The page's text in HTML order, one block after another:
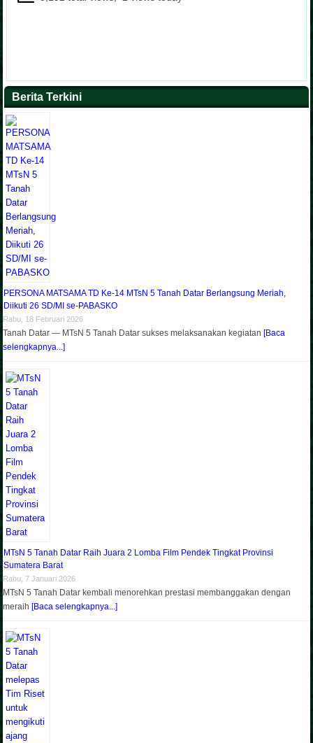
Berita Terkini
PERSONA MATSAMA TD Ke-14 MTsN 5 Tanah Datar Berlangsung Meriah,
Diikuti 26 SD/MI se-PABASKO
Rabu, 18 Februari 2026
Tanah Datar — MTsN 5 Tanah Datar sukses melaksanakan kegiatan[Baca
selengkapnya...]
MTsN 5 Tanah Datar Raih Juara 2 Lomba Film Pendek Tingkat Provinsi
Sumatera Barat
Rabu, 7 Januari 2026
MTsN 5 Tanah Datar kembali menorehkan prestasi membanggakan dengan
meraih[Baca selengkapnya...]